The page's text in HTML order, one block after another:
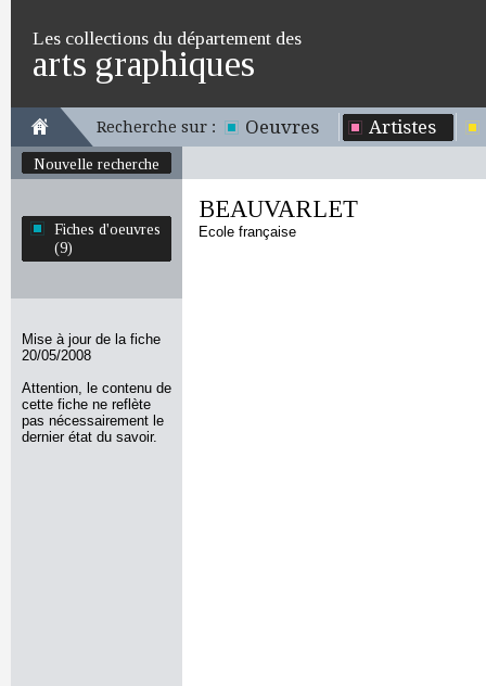
Les collections du département des
arts graphiques
Recherche sur : Oeuvres Artistes
Nouvelle recherche
Fiches d'oeuvres
(9)
Mise à jour de la fiche
20/05/2008
Attention, le contenu de
cette fiche ne reflète
pas nécessairement le
dernier état du savoir.
BEAUVARLET
Ecole française